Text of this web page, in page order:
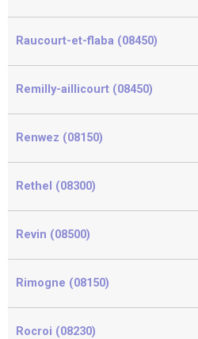
Raucourt-et-flaba (08450)
Remilly-aillicourt (08450)
Renwez (08150)
Rethel (08300)
Revin (08500)
Rimogne (08150)
Rocroi (08230)